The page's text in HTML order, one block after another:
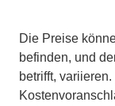
Die Preise
befinden, und
betrifft,